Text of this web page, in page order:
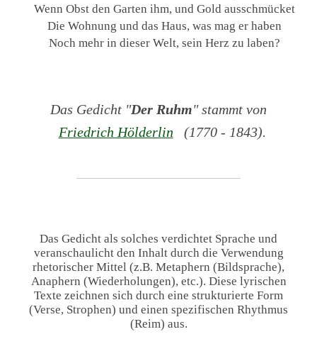
Wenn Obst den Garten ihm, und Gold ausschmücket
Die Wohnung und das Haus, was mag er haben
Noch mehr in dieser Welt, sein Herz zu laben?
Das Gedicht "Der Ruhm" stammt von
Friedrich Hölderlin (1770 - 1843).
Das Gedicht als solches verdichtet Sprache und
veranschaulicht den Inhalt durch die Verwendung
rhetorischer Mittel (z.B. Metaphern (Bildsprache),
Anaphern (Wiederholungen), etc.). Diese lyrischen
Texte zeichnen sich durch eine strukturierte Form
(Verse, Strophen) und einen spezifischen Rhythmus
(Reim) aus.